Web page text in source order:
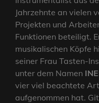
Jahrzehnte an vielen
Projekten und
Funktionen beteiligt.
musikalischen Köpfe
seiner Frau Tasten-
unter dem Namen
vier viel beachtete
aufgenommen hat.